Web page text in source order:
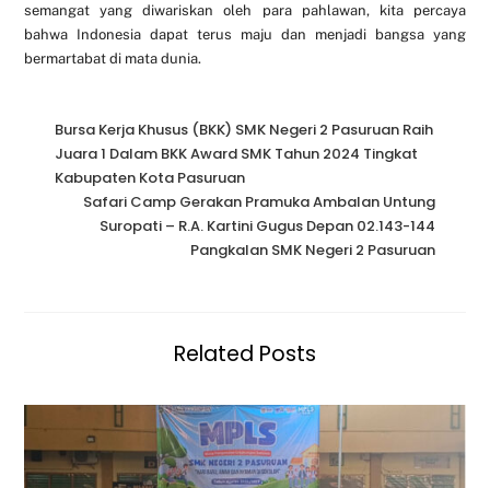
semangat yang diwariskan oleh para pahlawan, kita percaya
bahwa Indonesia dapat terus maju dan menjadi bangsa yang
bermartabat di mata dunia.
Bursa Kerja Khusus (BKK) SMK Negeri 2 Pasuruan Raih
Juara 1 Dalam BKK Award SMK Tahun 2024 Tingkat
Kabupaten Kota Pasuruan
Safari Camp Gerakan Pramuka Ambalan Untung
Suropati – R.A. Kartini Gugus Depan 02.143-144
Pangkalan SMK Negeri 2 Pasuruan
Related Posts